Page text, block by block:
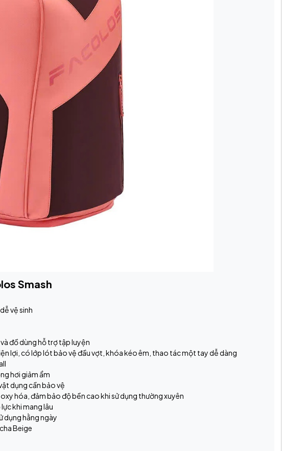
Smash
vệ sinh
đồ dùng hỗ trợ tập luyện
lợi, có lớp lót bảo vệ đầu vợt, khóa kéo êm, thao tác một tay dễ dàng
hơi giảm ẩm
dụng cần bảo vệ
hóa, đảm bảo độ bền cao khi sử dụng thường xuyên
khi mang lâu
dụng hằng ngày
Beige